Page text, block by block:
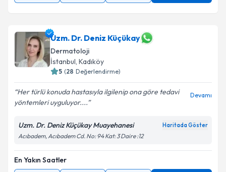
Uzm. Dr. Deniz Küçükay
Dermatoloji
İstanbul, Kadıköy
5 (28 Değerlendirme)
Her türlü konuda hastasıyla ilgilenip ona göre tedavi
yöntemleri uyguluyor....
Devamı
Uzm. Dr. Deniz Küçükay Muayehanesi Haritada Göster
Acıbadem, Acıbadem Cd. No: 94 Kat: 3 Daire :12
En Yakın Saatler